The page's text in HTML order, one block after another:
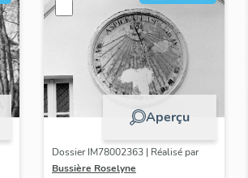
Aperçu
Dossier IM78002363 | Réalisé par
Bussière Roselyne